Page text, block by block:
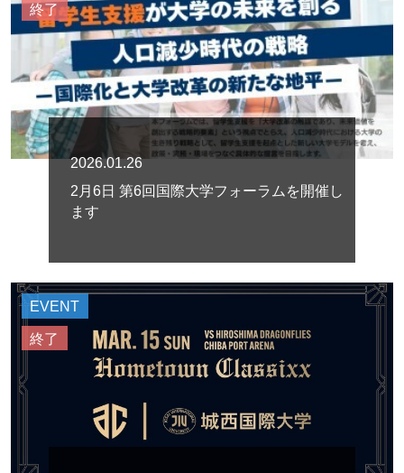
終了
2026.01.26
2月6日 第6回国際大学フォーラムを開催し
ます
EVENT
終了